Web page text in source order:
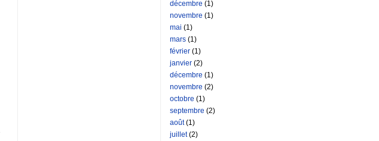
décembre (1)
novembre (1)
mai (1)
mars (1)
février (1)
janvier (2)
décembre (1)
novembre (2)
octobre (1)
septembre (2)
août(1)
juillet(2)